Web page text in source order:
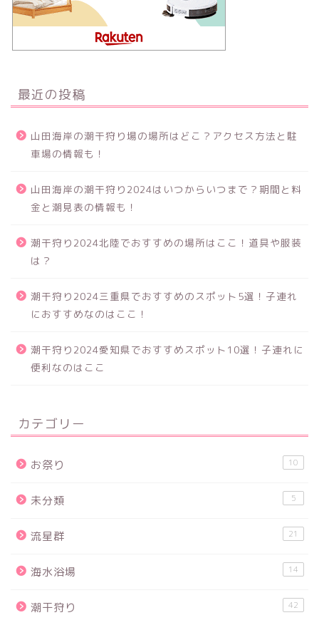
最近の投稿
山田海岸の潮干狩り場の場所はどこ？アクセス方法と駐
車場の情報も！
山田海岸の潮干狩り2024はいつからいつまで？期間と料
金と潮見表の情報も！
潮干狩り2024北陸でおすすめの場所はここ！道具や服装
は？
潮干狩り2024三重県でおすすめのスポット5選！子連れ
におすすめなのはここ！
潮干狩り2024愛知県でおすすめスポット10選！子連れに
便利なのはここ
カテゴリー
お祭り 10
未分類 5
流星群 21
海水浴場 14
潮干狩り 42